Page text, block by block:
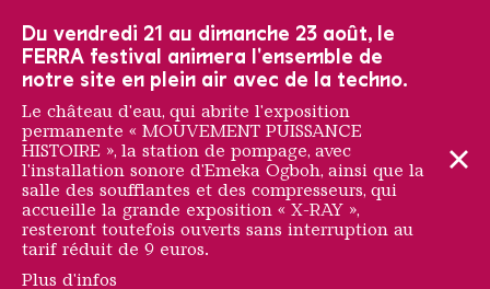
Du vendredi 21 au dimanche 23 août, le
FERRA festival animera l'ensemble de
notre site en plein air avec de la techno.
Le château d'eau, qui abrite l'exposition
permanente « MOUVEMENT PUISSANCE
HISTOIRE », la station de pompage, avec
l'installation sonore d'Emeka Ogboh, ainsi que la
salle des soufflantes et des compresseurs, qui
accueille la grande exposition « X-RAY »,
resteront toutefois ouverts sans interruption au
tarif réduit de 9 euros.
Plus d'infos